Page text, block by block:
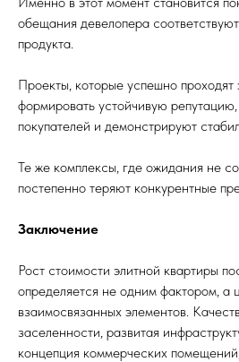
обещания девелопера
продукта.
Проекты, которые успешно проходят
формировать устойчивую
покупателей и демонстрируют
Те же комплексы, где ожидания не
постепенно теряют конкурентные
Заключение
Рост стоимости элитной квартиры
определяется не одним фактором, а
взаимосвязанных элементов.
заселенности, развитая
концепция коммерческих